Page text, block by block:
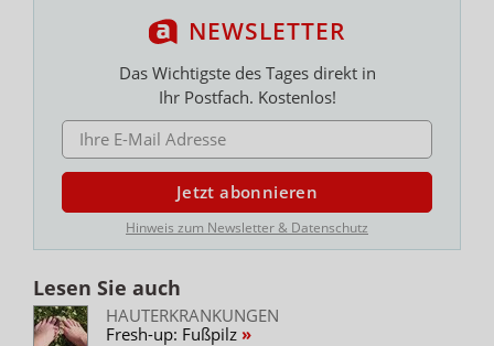
NEWSLETTER
Das Wichtigste des Tages direkt in
Ihr Postfach. Kostenlos!
E-MAIL ADRESSE
Jetzt abonnieren
Hinweis zum Newsletter & Datenschutz
Lesen Sie auch
HAUTERKRANKUNGEN
Fresh-up: Fußpilz